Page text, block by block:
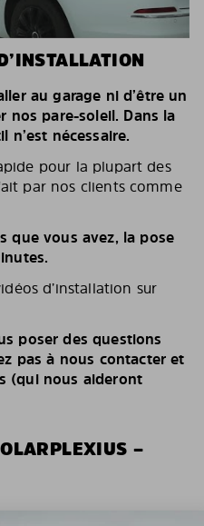
au garage ni d’être un
nos pare-soleil. Dans la
n’est nécessaire.
pour la plupart des
par nos clients comme
que vous avez, la pose
d’installation sur
poser des questions
pas à nous contacter et
(qui nous aideront
–